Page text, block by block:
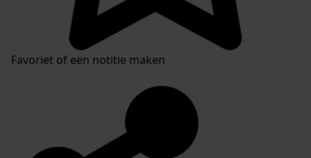
Favoriet of een notitie maken